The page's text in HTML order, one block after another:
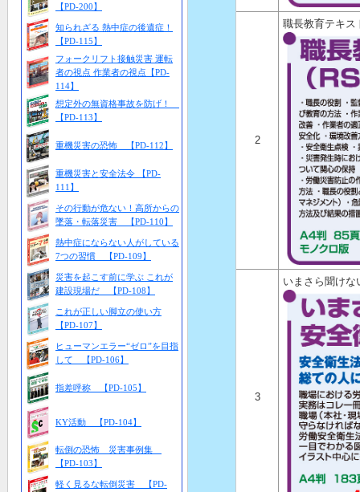
【PD-200】
知られざる 熱中症の後遺症！
【PD-115】
フォークリフト接触災害 運転
者の視点 作業者の視点【PD-
114】
想定外の無資格事故を防げ！
【PD-113】
重機災害の恐怖 【PD-112】
重機災害と安全法令 【PD-
111】
その行動が危ない！高所からの
墜落・転落災害 【PD-110】
熱中症にならない人がしている
7つの習慣 【PD-109】
災害を起こす前に学ぶ これが
建設現場だ 【PD-108】
これが正しい脚立の使い方
【PD-107】
ヒューマンエラー“ゼロ”を目指
して 【PD-106】
指差呼称 【PD-105】
KY活動 【PD-104】
転倒の恐怖 災害事例集
【PD-103】
軽く見るな転倒災害 【PD-
2
職長教育テキス
3
いまさら聞けな